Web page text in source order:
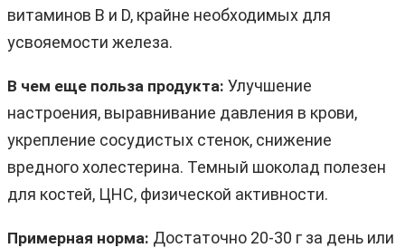
витаминов B и D, крайне необходимых для
усвояемости железа.
В чем еще польза продукта: Улучшение
настроения, выравнивание давления в крови,
укрепление сосудистых стенок, снижение
вредного холестерина. Темный шоколад полезен
для костей, ЦНС, физической активности.
Примерная норма: Достаточно 20-30 г за день или